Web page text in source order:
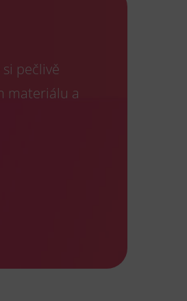
pečlivě
materiálu a